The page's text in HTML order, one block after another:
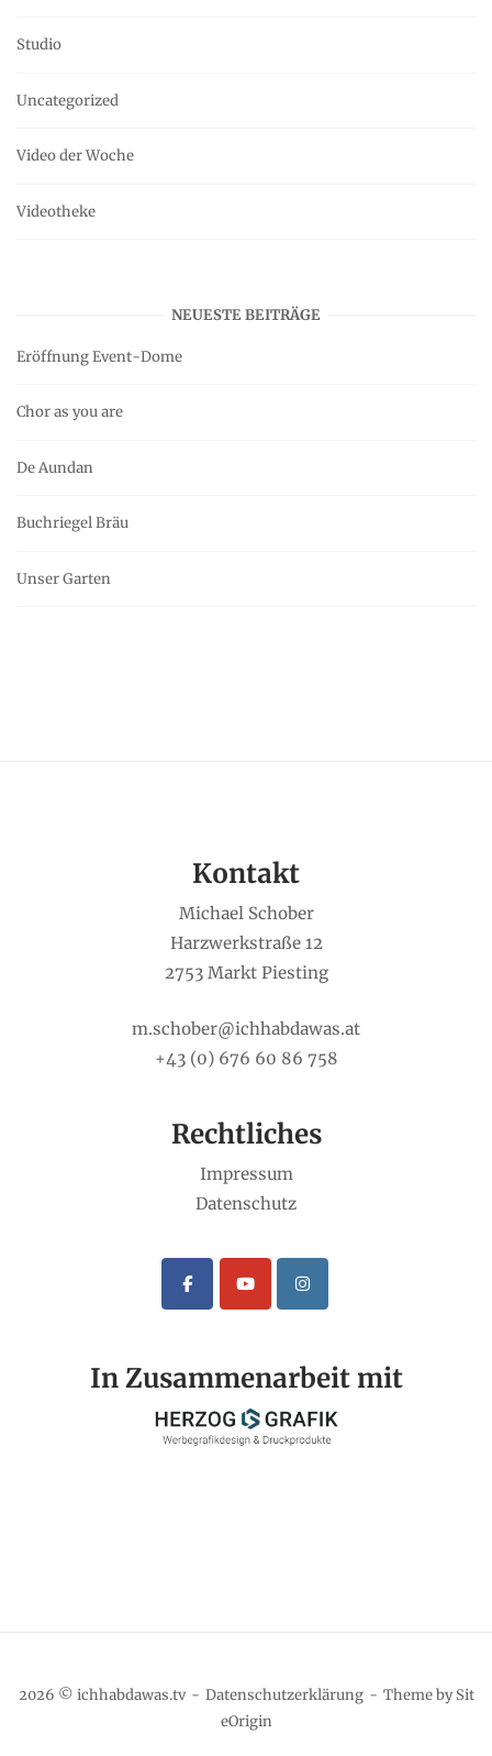
Studio
Uncategorized
Video der Woche
Videotheke
NEUESTE BEITRÄGE
Eröffnung Event-Dome
Chor as you are
De Aundan
Buchriegel Bräu
Unser Garten
Kontakt
Michael Schober
Harzwerkstraße 12
2753 Markt Piesting
m.schober@ichhabdawas.at
+43 (0) 676 60 86 758
Rechtliches
Impressum
Datenschutz
In Zusammenarbeit mit
2026 © ichhabdawas.tv Datenschutzerklärung Theme bySit
eOrigin